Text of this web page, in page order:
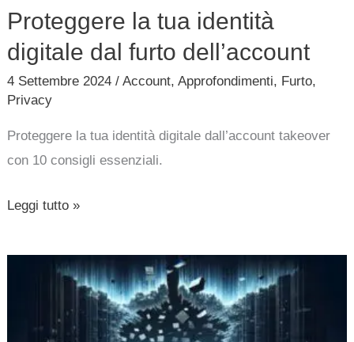
Proteggere la tua identità
digitale dal furto dell’account
4 Settembre 2024/Account,Approfondimenti, Furto,
Privacy
Proteggere la tua identità digitale dall’account takeover
con 10 consigli essenziali.
Leggi tutto »